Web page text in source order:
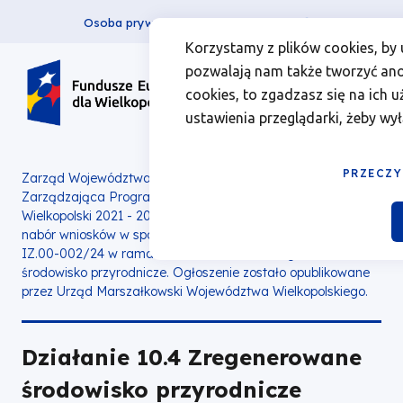
Korzystamy z plików cookies, by
pozwalają nam także tworzyć
cookies, to zgadzasz się na ich
ustawienia przeglądarki, żeby
Działanie
10.4
Zregenerowane
środowisko
przyrodnicze
Fundusze
Europejskie
dla
do
głównej
nawigacji
do
wyszukiwarki
do
zawartości
strony
do
stopki Header
Top
Osoba prywatna Firma
Menu
top
left
Zarząd Województwa Wielkopolskiego jako Instytucja
Zarządzająca Programem Fundusze Europejskie dla
Wielkopolski 2021 - 2027 z dniem 17 lipca 2024 roku ogłasza
nabór wniosków w sposób konkurencyjny nr
IZ.00-002/24 w ramach
środowisko przyrodnicze. Ogłoszenie zostało opublikowane
przez Urząd Marszałkowski Województwa Wielkopolskiego.
Działanie 10.4 Zregenerowane
środowisko przyrodnicze